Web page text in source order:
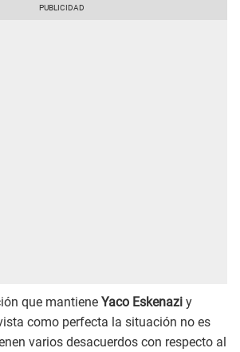
que mantiene Yaco Eskenazi y
como perfecta la situación no es
varios desacuerdos con respecto al